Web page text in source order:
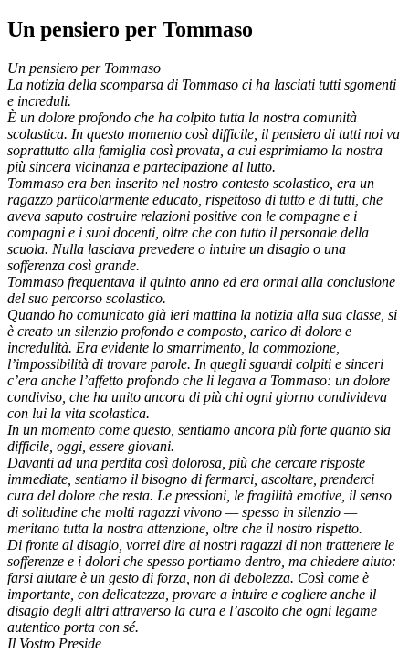
Un pensiero per Tommaso
Un pensiero per Tommaso
La notizia della scomparsa di Tommaso ci ha lasciati tutti sgomenti
e increduli.
È un dolore profondo che ha colpito tutta la nostra comunità
scolastica. In questo momento così difficile, il pensiero di tutti noi va
soprattutto alla famiglia così provata, a cui esprimiamo la nostra
più sincera vicinanza e partecipazione al lutto.
Tommaso era ben inserito nel nostro contesto scolastico, era un
ragazzo particolarmente educato, rispettoso di tutto e di tutti, che
aveva saputo costruire relazioni positive con le compagne e i
compagni e i suoi docenti, oltre che con tutto il personale della
scuola. Nulla lasciava prevedere o intuire un disagio o una
sofferenza così grande.
Tommaso frequentava il quinto anno ed era ormai alla conclusione
del suo percorso scolastico.
Quando ho comunicato già ieri mattina la notizia alla sua classe, si
è creato un silenzio profondo e composto, carico di dolore e
incredulità. Era evidente lo smarrimento, la commozione,
l’impossibilità di trovare parole. In quegli sguardi colpiti e sinceri
c’era anche l’affetto profondo che li legava a Tommaso: un dolore
condiviso, che ha unito ancora di più chi ogni giorno condivideva
con lui la vita scolastica.
In un momento come questo, sentiamo ancora più forte quanto sia
difficile, oggi, essere giovani.
Davanti ad una perdita così dolorosa, più che cercare risposte
immediate, sentiamo il bisogno di fermarci, ascoltare, prenderci
cura del dolore che resta. Le pressioni, le fragilità emotive, il senso
di solitudine che molti ragazzi vivono — spesso in silenzio —
meritano tutta la nostra attenzione, oltre che il nostro rispetto.
Di fronte al disagio, vorrei dire ai nostri ragazzi di non trattenere le
sofferenze e i dolori che spesso portiamo dentro, ma chiedere aiuto:
farsi aiutare è un gesto di forza, non di debolezza. Così come è
importante, con delicatezza, provare a intuire e cogliere anche il
disagio degli altri attraverso la cura e l’ascolto che ogni legame
autentico porta con sé.
Il Vostro Preside